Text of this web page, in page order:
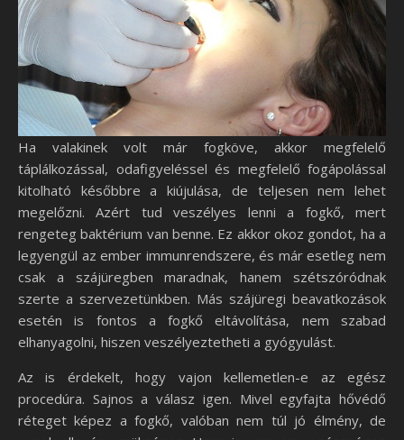
Ha valakinek volt már fogköve, akkor megfelelő
táplálkozással, odafigyeléssel és megfelelő fogápolással
kitolható későbbre a kiújulása, de teljesen nem lehet
megelőzni. Azért tud veszélyes lenni a fogkő, mert
rengeteg baktérium van benne. Ez akkor okoz gondot, ha a
legyengül az ember immunrendszere, és már esetleg nem
csak a szájüregben maradnak, hanem szétszóródnak
szerte a szervezetünkben. Más szájüregi beavatkozások
esetén is fontos a fogkő eltávolítása, nem szabad
elhanyagolni, hiszen veszélyeztetheti a gyógyulást.
Az is érdekelt, hogy vajon kellemetlen-e az egész
procedúra. Sajnos a válasz igen. Mivel egyfajta hővédő
réteget képez a fogkő, valóban nem túl jó élmény, de